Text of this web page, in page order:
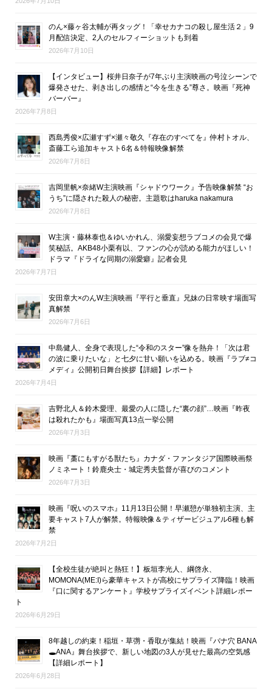
のん×藤ヶ谷太輔が再タッグ！「幸せカナコの殺し屋生活２」9
月配信決定、2人のセルフィーショットも到着
2026年7月10日
【インタビュー】桜井日奈子が7年ぶり主演映画の号泣シーンで
爆発させた、剥き出しの感情と“今を生きる”尊さ。映画『死神
バーバー』
2026年7月8日
西島秀俊×広瀬すず×瀬々敬久『存在のすべてを』仲村トオル、
斎藤工ら追加キャスト6名＆特報映像解禁
2026年7月8日
吉岡里帆×奈緒W主演映画『シャドウワーク』予告映像解禁 “お
うち”に隠された殺人の秘密。主題歌はharuka nakamura
2026年7月8日
W主演・藤林泰也＆ゆいかれん、溺愛妄想ラブコメの会見で爆
笑秘話。AKB48小栗有以、ファンの心が読める能力がほしい！
ドラマ『ドライな同期の溺愛癖』記者会見
2026年7月7日
安田章大×のんW主演映画『平行と垂直』兄妹の日常映す場面写
真解禁
2026年7月6日
中島健人、全身で表現した“令和のスター”像を熱弁！「次は君
の波に乗りたいな」と七夕に甘い願いを込める。映画『ラブ≠コ
メディ』公開初日舞台挨拶【詳細】レポート
2026年7月4日
吉野北人＆鈴木愛理、最愛の人に隠した“裏の顔”…映画『昨夜
は殺れたかも』場面写真13点一挙公開
2026年7月3日
映画『藁にもすがる獣たち』カナダ・ファンタジア国際映画祭
ノミネート！鈴鹿央士・城定秀夫監督が喜びのコメント
2026年7月3日
映画『呪いのスマホ』11月13日公開！早瀬憩が単独初主演、主
要キャスト7人が解禁。特報映像＆ティザービジュアル6種も解
禁
2026年7月2日
【全校生徒が絶叫と熱狂！】板垣李光人、綱啓永、
MOMONA(ME:I)ら豪華キャストが高校にサプライズ降臨！映画
『口に関するアンケート』学校サプライズイベント詳細レポー
ト
2026年6月29日
8年越しの約束！稲垣・草彅・香取が集結！映画『バナ穴 BANA
🕳ANA』舞台挨拶で、新しい地図の3人が見せた最高の空気感
【詳細レポート】
2026年6月28日